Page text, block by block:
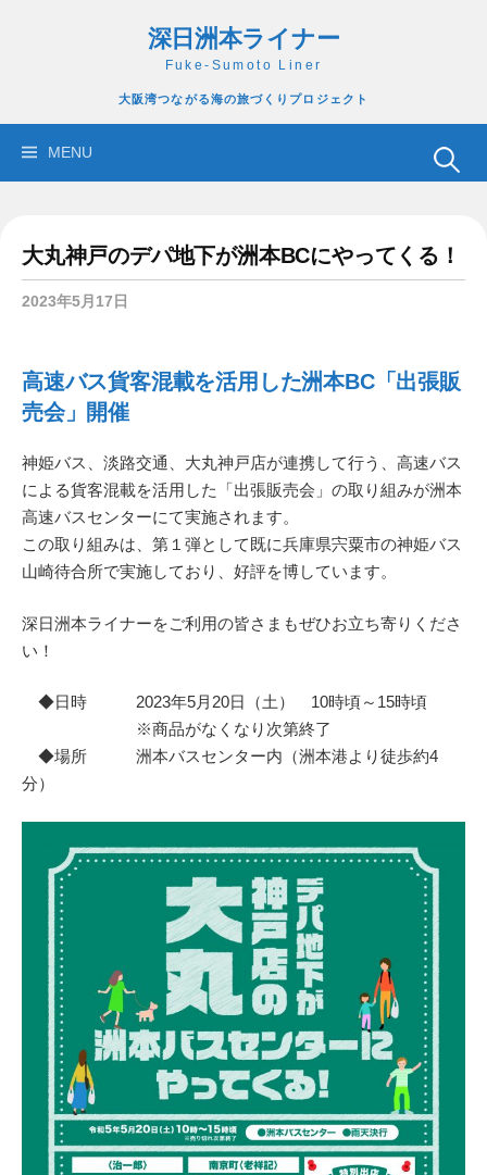
ツ
深日洲本ライナー
Fuke-Sumoto Liner
大阪湾つながる海の旅づくりプロジェクト
MENU
検
大丸神戸のデパ地下が洲本BCにやってくる！
2023年5月17日
高速バス貨客混載を活用した洲本BC「出張販
売会」開催
神姫バス、淡路交通、大丸神戸店が連携して行う、高速バス
による貨客混載を活用した「出張販売会」の取り組みが洲本
高速バスセンターにて実施されます。
この取り組みは、第１弾として既に兵庫県宍粟市の神姫バス
山崎待合所で実施しており、好評を博しています。
深日洲本ライナーをご利用の皆さまもぜひお立ち寄りくださ
い！
◆日時 2023年5月20日（土） 10時頃～15時頃
※商品がなくなり次第終了
◆場所 洲本バスセンター内（洲本港より徒歩約4
分）